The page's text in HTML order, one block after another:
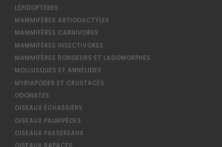
LÉPIDOPTÈRES
MAMMIFÈRES ARTIODACTYLES
MAMMIFÈRES CARNIVORES
MAMMIFÈRES INSECTIVORES
MAMMIFÈRES RONGEURS ET LAGOMORPHES
MOLLUSQUES ET ANNÉLIDES
MYRIAPODES ET CRUSTACÉS
ODONATES
OISEAUX ÉCHASSIERS
OISEAUX PALMIPÈDES
OISEAUX PASSEREAUX